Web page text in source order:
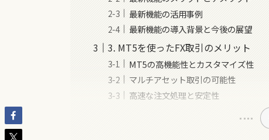
最新機能の活用事例
最新機能の導入背景と今後の展望
3. MT5を使ったFX取引のメリット
MT5の高機能性とカスタマイズ性
マルチアセット取引の可能性
高速な注文処理と安定性